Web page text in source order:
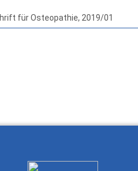
für Osteopathie, 2019/01